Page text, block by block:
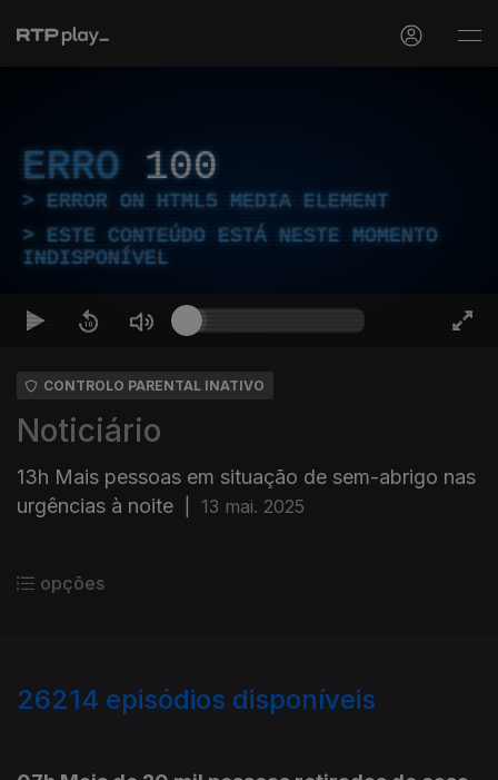
ERRO 100
ERROR ON HTML5 MEDIA ELEMENT
ESTE CONTEÚDO ESTÁ NESTE MOMENTO
INDISPONÍVEL
CONTROLO PARENTAL INATIVO
Noticiário
13h Mais pessoas em situação de sem-abrigo nas
urgências à noite
13 mai. 2025
opções
26214 episódios disponíveis